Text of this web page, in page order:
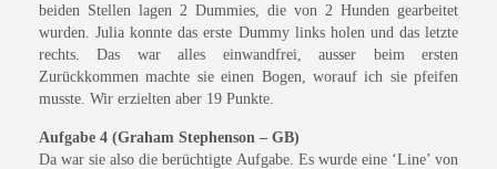
beiden Stellen lagen 2 Dummies, die von 2 Hunden gearbeitet
wurden. Julia konnte das erste Dummy links holen und das letzte
rechts. Das war alles einwandfrei, ausser beim ersten
Zurückkommen machte sie einen Bogen, worauf ich sie pfeifen
musste. Wir erzielten aber 19 Punkte.
Aufgabe 4 (Graham Stephenson – GB)
Da war sie also die berüchtigte Aufgabe. Es wurde eine ‘Line’ von